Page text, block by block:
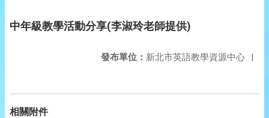
中年級教學活動分享(李淑玲老師提供)
發布單位： 新北市英語教學資源中心 |
相關附件